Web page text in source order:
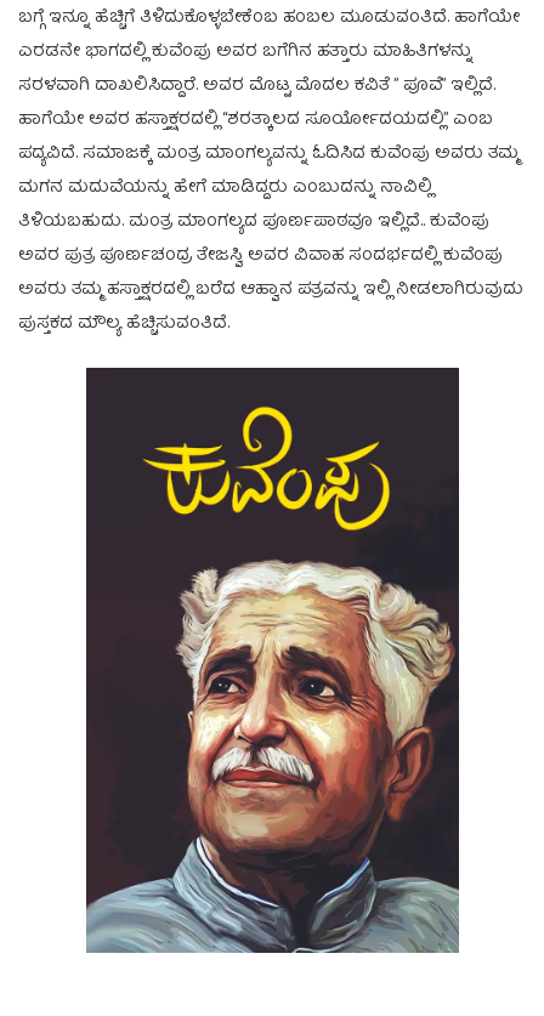
ಬಗ್ಗೆ ಇನ್ನೂ ಹೆಚ್ಚಿಗೆ ತಿಳಿದುಕೊಳ್ಳಬೇಕೆಂಬ ಹಂಬಲ ಮೂಡುವಂತಿದೆ. ಹಾಗೆಯೇ
ಎರಡನೇ ಭಾಗದಲ್ಲಿ ಕುವೆಂಪು ಅವರ ಬಗೆಗಿನ ಹತ್ತಾರು ಮಾಹಿತಿಗಳನ್ನು
ಸರಳವಾಗಿ ದಾಖಲಿಸಿದ್ದಾರೆ. ಅವರ ಮೊಟ್ಟ ಮೊದಲ ಕವಿತೆ ” ಪೂವೆ” ಇಲ್ಲಿದೆ.
ಹಾಗೆಯೇ ಅವರ ಹಸ್ತಾಕ್ಷರದಲ್ಲಿ “ಶರತ್ಕಾಲದ ಸೂರ್ಯೋದಯದಲ್ಲಿ” ಎಂಬ
ಪದ್ಯವಿದೆ. ಸಮಾಜಕ್ಕೆ ಮಂತ್ರ ಮಾಂಗಲ್ಯವನ್ನು ಓದಿಸಿದ ಕುವೆಂಪು ಅವರು ತಮ್ಮ
ಮಗನ ಮದುವೆಯನ್ನು ಹೇಗೆ ಮಾಡಿದ್ದರು ಎಂಬುದನ್ನು ನಾವಿಲ್ಲಿ
ತಿಳಿಯಬಹುದು. ಮಂತ್ರ ಮಾಂಗಲ್ಯದ ಪೂರ್ಣಪಾಠವೂ ಇಲ್ಲಿದೆ.. ಕುವೆಂಪು
ಅವರ ಪುತ್ರ ಪೂರ್ಣಚಂದ್ರ ತೇಜಸ್ವಿ ಅವರ ವಿವಾಹ ಸಂದರ್ಭದಲ್ಲಿ ಕುವೆಂಪು
ಅವರು ತಮ್ಮ ಹಸ್ತಾಕ್ಷರದಲ್ಲಿ ಬರೆದ ಆಹ್ವಾನ ಪತ್ರವನ್ನು ಇಲ್ಲಿ ನೀಡಲಾಗಿರುವುದು
ಪುಸ್ತಕದ ಮೌಲ್ಯ ಹೆಚ್ಚಿಸುವಂತಿದೆ.